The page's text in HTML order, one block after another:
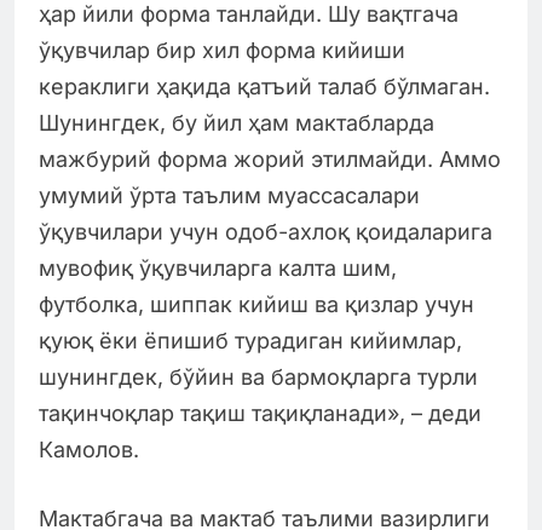
ҳар йили форма танлайди. Шу вақтгача
ўқувчилар бир хил форма кийиши
кераклиги ҳақида қатъий талаб бўлмаган.
Шунингдек, бу йил ҳам мактабларда
мажбурий форма жорий этилмайди. Аммо
умумий ўрта таълим муассасалари
ўқувчилари учун одоб-ахлоқ қоидаларига
мувофиқ ўқувчиларга калта шим,
футболка, шиппак кийиш ва қизлар учун
қуюқ ёки ёпишиб турадиган кийимлар,
шунингдек, бўйин ва бармоқларга турли
тақинчоқлар тақиш тақиқланади», – деди
Камолов.
Мактабгача ва мактаб таълими вазирлиги